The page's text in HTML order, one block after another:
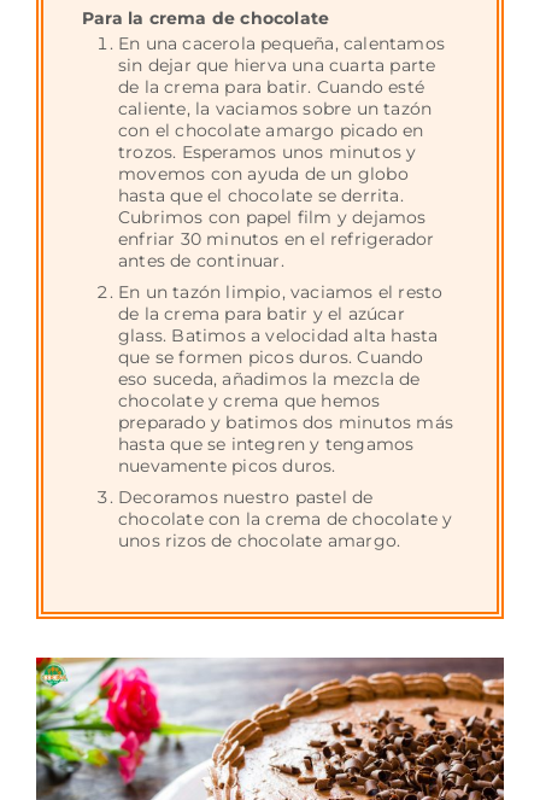
Para la crema de chocolate
En una cacerola pequeña, calentamos
sin dejar que hierva una cuarta parte
de la crema para batir. Cuando esté
caliente, la vaciamos sobre un tazón
con el chocolate amargo picado en
trozos. Esperamos unos minutos y
movemos con ayuda de un globo
hasta que el chocolate se derrita.
Cubrimos con papel film y dejamos
enfriar 30 minutos en el refrigerador
antes de continuar.
En un tazón limpio, vaciamos el resto
de la crema para batir y el azúcar
glass. Batimos a velocidad alta hasta
que se formen picos duros. Cuando
eso suceda, añadimos la mezcla de
chocolate y crema que hemos
preparado y batimos dos minutos más
hasta que se integren y tengamos
nuevamente picos duros.
Decoramos nuestro pastel de
chocolate con la crema de chocolate y
unos rizos de chocolate amargo.